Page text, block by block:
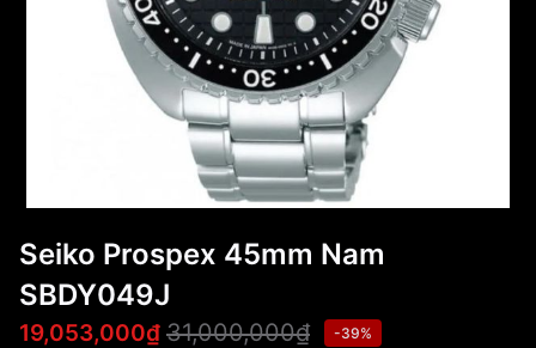
Seiko Prospex 45mm Nam
SBDY049J
19,053,000₫ 31,000,000₫ -39%